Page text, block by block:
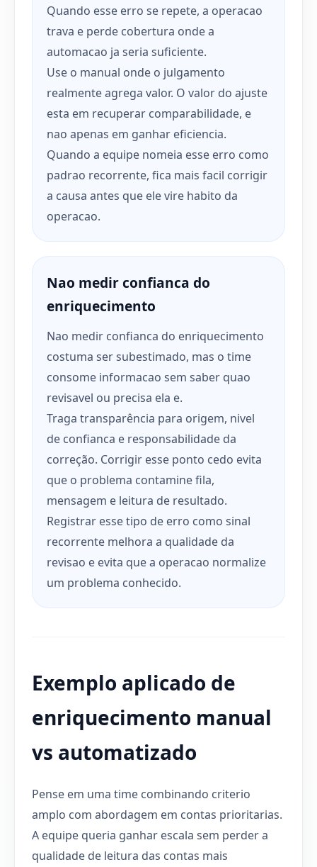
Quando esse erro se repete, a operacao
trava e perde cobertura onde a
automacao ja seria suficiente.
Use o manual onde o julgamento
realmente agrega valor. O valor do ajuste
esta em recuperar comparabilidade, e
nao apenas em ganhar eficiencia.
Quando a equipe nomeia esse erro como
padrao recorrente, fica mais facil corrigir
a causa antes que ele vire habito da
operacao.
Nao medir confianca do
enriquecimento
Nao medir confianca do enriquecimento
costuma ser subestimado, mas o time
consome informacao sem saber quao
revisavel ou precisa ela e.
Traga transparência para origem, nivel
de confianca e responsabilidade da
correção. Corrigir esse ponto cedo evita
que o problema contamine fila,
mensagem e leitura de resultado.
Registrar esse tipo de erro como sinal
recorrente melhora a qualidade da
revisao e evita que a operacao normalize
um problema conhecido.
Exemplo aplicado de
enriquecimento manual
vs automatizado
Pense em uma time combinando criterio
amplo com abordagem em contas prioritarias.
A equipe queria ganhar escala sem perder a
qualidade de leitura das contas mais